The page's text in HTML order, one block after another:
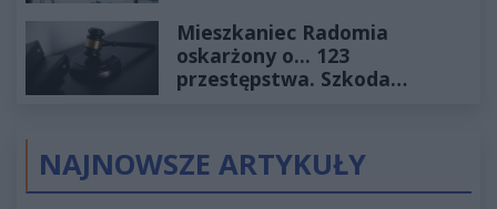
Mieszkaniec Radomia
oskarżony o... 123
przestępstwa. Szkoda
NAJNOWSZE ARTYKUŁY